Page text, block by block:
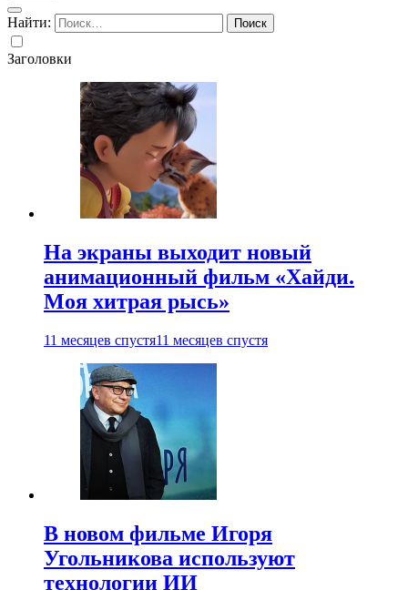
Найти:
Заголовки
На экраны выходит новый
анимационный фильм «Хайди.
Моя хитрая рысь»
11 месяцев спустя11 месяцев спустя
В новом фильме Игоря
Угольникова используют
технологии ИИ